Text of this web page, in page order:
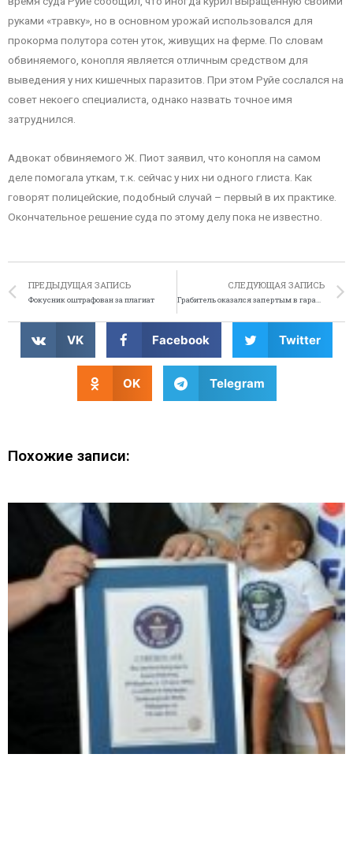
руками «травку», но в основном урожай использовался для
прокорма полутора сотен уток, живущих на ферме. По словам
обвиняемого, конопля является отличным средством для
выведения у них кишечных паразитов. При этом Руйе сослался на
совет некоего специалиста, однако назвать точное имя
затруднился.
Адвокат обвиняемого Ж. Пиот заявил, что конопля на самом
деле помогала уткам, т.к. сейчас у них ни одного глиста. Как
говорят полицейские, подобный случай – первый в их практике.
Окончательное решение суда по этому делу пока не известно.
ПРЕДЫДУЩАЯ ЗАПИСЬ
Фокусник оштрафован за плагиат
СЛЕДУЮЩАЯ ЗАПИСЬ
Грабитель оказался запертым в гараже
VK Facebook Twitter
OK Telegram
Похожие записи: